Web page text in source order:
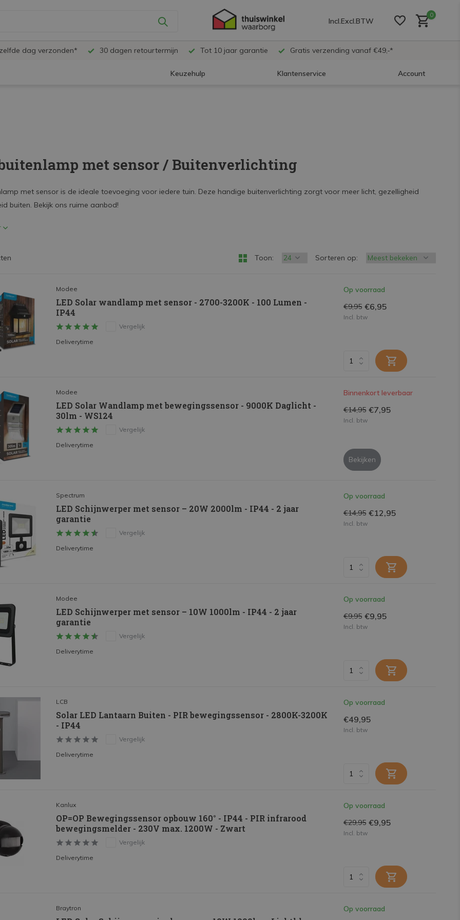
Incl.Excl.BTW
0
dag verzonden* 30 dagen retourtermijn Tot 10 jaar garantie Gratis verzending vanaf €49,-*
Keuzehulp Klantenservice Account
met sensor / Buitenverlichting
met sensor is de ideale toevoeging voor iedere tuin. Deze handige buitenverlichting zorgt voor meer licht, gezelligheid
buiten. Bekijk ons ruime aanbod!
Toon: Sorteren op:
Modee
LED Solar wandlamp met sensor - 2700-3200K - 100 Lumen -
IP44
Vergelijk
Deliverytime
Op voorraad
€9,95 €6,95
Incl. btw
Modee
LED Solar Wandlamp met bewegingssensor - 9000K Daglicht -
30lm - WS124
Vergelijk
Deliverytime
Binnenkort leverbaar
€14,95 €7,95
Incl. btw
Bekijken
Spectrum
LED Schijnwerper met sensor – 20W 2000lm - IP44 - 2 jaar
garantie
Vergelijk
Deliverytime
Op voorraad
€14,95 €12,95
Incl. btw
Modee
LED Schijnwerper met sensor – 10W 1000lm - IP44 - 2 jaar
garantie
Vergelijk
Deliverytime
Op voorraad
€9,95 €9,95
Incl. btw
LCB
Solar LED Lantaarn Buiten - PIR bewegingssensor - 2800K-3200K
- IP44
Vergelijk
Deliverytime
Op voorraad
€49,95
Incl. btw
Kanlux
OP=OP Bewegingssensor opbouw 160° - IP44 - PIR infrarood
bewegingsmelder - 230V max. 1200W - Zwart
Vergelijk
Deliverytime
Op voorraad
€29,95 €9,95
Incl. btw
Braytron Op voorraad